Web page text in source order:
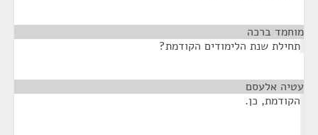
מוחמד ברכה
תחילת שנת הלימודים הקודמת?
עטיה אלעסם
הקודמת, כן.